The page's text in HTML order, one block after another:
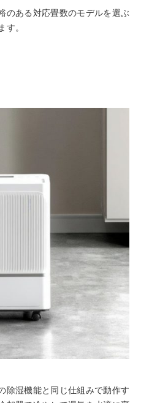
のある対応畳数のモデルを選ぶ
す。
除湿機能と同じ仕組みで動作す